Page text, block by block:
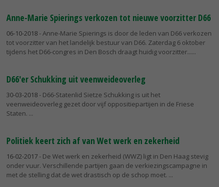
Anne-Marie Spierings verkozen tot nieuwe voorzitter D66
06-10-2018- Anne-Marie Spierings is door de leden van D66 verkozen
tot voorzitter van het landelijk bestuur van D66. Zaterdag 6 oktober
tijdens het D66-congres in Den Bosch draagt huidig voorzitter...
D66'er Schukking uit veenweideoverleg
30-03-2018- D66-Statenlid Sietze Schukking is uit het
veenweideoverleg gezet door vijf oppositiepartijen in de Friese
Staten.
Politiek keert zich af van Wet werk en zekerheid
16-02-2017- De Wet werk en zekerheid (WWZ) ligt in Den Haag stevig
onder vuur. Verschillende partijen gaan de verkiezingscampagne in
met de stelling dat de wet drastisch op de schop moet.